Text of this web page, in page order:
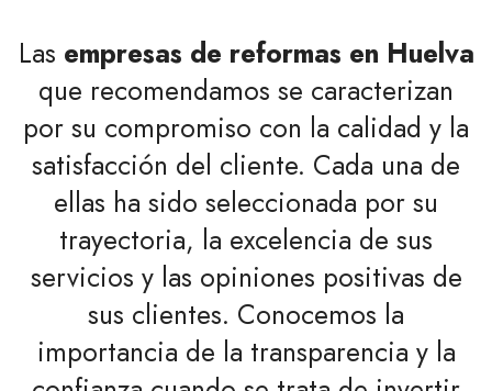
Las empresas de reformas en Huelva
que recomendamos se caracterizan
por su compromiso con la calidad y la
satisfacción del cliente. Cada una de
ellas ha sido seleccionada por su
trayectoria, la excelencia de sus
servicios y las opiniones positivas de
sus clientes. Conocemos la
importancia de la transparencia y la